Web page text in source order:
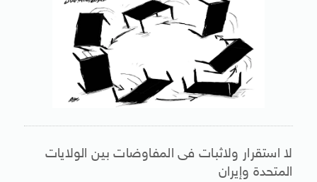
لا استقرار ولاثبات فى المفاوضات بين الولايات
المتحدة وإيران